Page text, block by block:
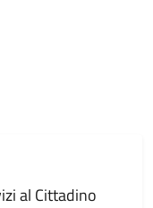
al Cittadino